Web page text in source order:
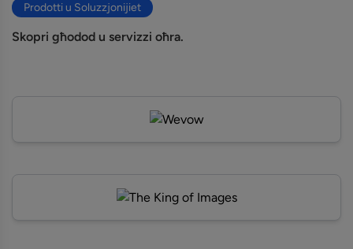
Prodotti u Soluzzjonijiet
Skopri għodod u servizzi oħra.